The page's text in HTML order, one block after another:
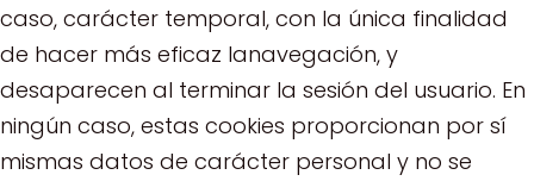
caso, carácter temporal, con la única finalidad
de hacer más eficaz lanavegación, y
desaparecen al terminar la sesión del usuario. En
ningún caso, estas cookies proporcionan por sí
mismas datos de carácter personal y no se